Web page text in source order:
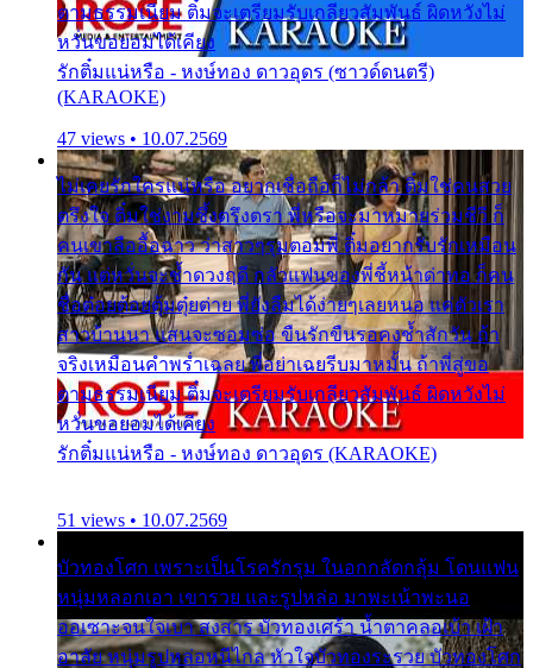
ตามธรรมเนียม ติ๋มจะเตรียมรับเกลียวสัมพันธ์ ผิดหวังไม่
หวั่นขอยอมได้เคียง
รักติ๋มแน่หรือ - หงษ์ทอง ดาวอุดร (ซาวด์ดนตรี)
(KARAOKE)
47 views • 10.07.2569
ไม่เคยรักใครแน่หรือ อยากเชื่อถือก็ไม่กล้า ติ๋มใช่คนสวย
ตรึงใจ ติ๋มใช่งามซึ้งตรึงตรา พี่หรือจะมาหมายร่วมชีวี ก็
คนเขาลืออื้อฉาว ว่าสาวๆรุมตอมพี่ ติ๋มอยากรับรักเหมือน
กัน แต่หวั่นจะช้ำดวงฤดี กลัวแฟนของพี่ชี้หน้าด่าทอ ก็คน
ชื่อต๋อยต้อยตุ้มตุ๋ยต่าย พี่ยังลืมได้ง่ายๆเลยหนอ แค่ตัวเรา
สาวบ้านนา แสนจะซอมซ่อ ขืนรักขืนรอคงช้ำสักวัน ถ้า
จริงเหมือนคำพร่ำเฉลย พี่อย่าเฉยรีบมาหมั้น ถ้าพี่สู่ขอ
ตามธรรมเนียม ติ๋มจะเตรียมรับเกลียวสัมพันธ์ ผิดหวังไม่
หวั่นขอยอมได้เคียง
รักติ๋มแน่หรือ - หงษ์ทอง ดาวอุดร (KARAOKE)
51 views • 10.07.2569
บัวทองโศก เพราะเป็นโรครักรุม ในอกกลัดกลุ้ม โดนแฟน
หนุ่มหลอกเอา เขารวย และรูปหล่อ มาพะเน้าพะนอ
ออเซาะจนใจเบา สงสาร บัวทองเศร้า น้ำตาคลอเบ้า เฝ้า
อาลัย หนุ่มรูปหล่อหนีไกล หัวใจบัวทองระรวย บัวทองโศก